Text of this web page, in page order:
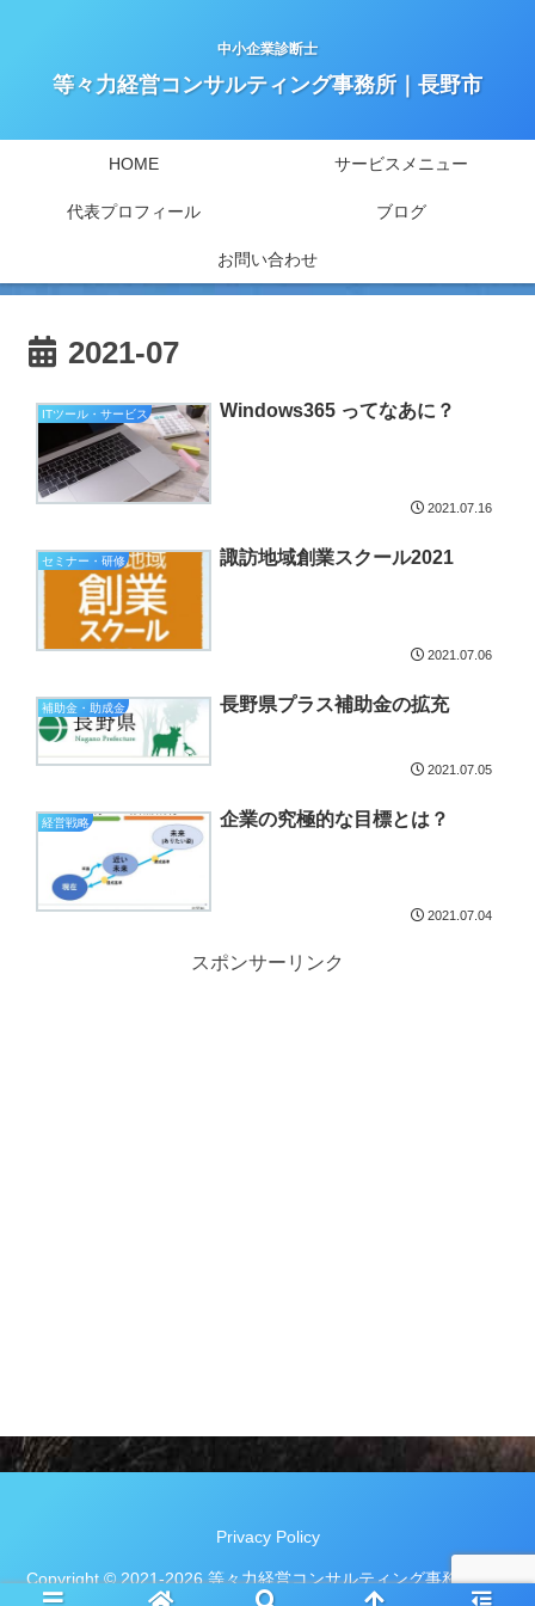
中小企業診断士
等々力経営コンサルティング事務所｜長野市
HOME サービスメニュー
代表プロフィール ブログ
お問い合わせ
2021-07
ITツール・サービス Windows365 ってなあに？
2021.07.16
セミナー・研修 諏訪地域創業スクール2021
2021.07.06
補助金・助成金 長野県プラス補助金の拡充
2021.07.05
経営戦略 企業の究極的な目標とは？
2021.07.04
スポンサーリンク
Privacy Policy
Copyright © 2021-2026 等々力経営コンサルティング事務所｜長